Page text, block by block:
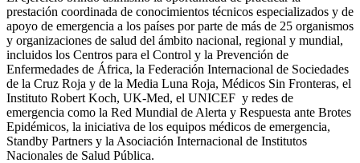
prestación coordinada de conocimientos técnicos especializados y de
apoyo de emergencia a los países por parte de más de 25 organismos
y organizaciones de salud del ámbito nacional, regional y mundial,
incluidos los Centros para el Control y la Prevención de
Enfermedades de África, la Federación Internacional de Sociedades
de la Cruz Roja y de la Media Luna Roja, Médicos Sin Fronteras, el
Instituto Robert Koch, UK-Med, el UNICEF y redes de
emergencia como la Red Mundial de Alerta y Respuesta ante Brotes
Epidémicos, la iniciativa de los equipos médicos de emergencia,
Standby Partners y la Asociación Internacional de Institutos
Nacionales de Salud Pública.